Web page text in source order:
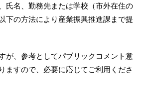
氏名、勤務先または学校（市外在住の
下の方法により産業振興推進課まで提
が、参考としてパブリックコメント意
ますので、必要に応じてご利用くださ